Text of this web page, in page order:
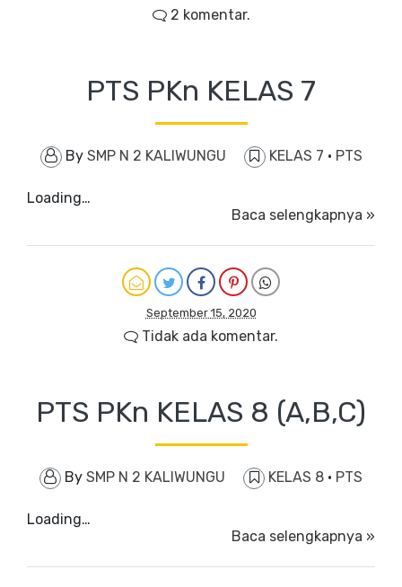
2 komentar.
PTS PKn KELAS 7
By SMP N 2 KALIWUNGU KELAS 7 · PTS
Loading…
Baca selengkapnya »
September 15, 2020
Tidak ada komentar.
PTS PKn KELAS 8 (A,B,C)
By SMP N 2 KALIWUNGU KELAS 8 · PTS
Loading…
Baca selengkapnya »